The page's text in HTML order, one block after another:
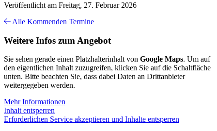
Veröffentlicht am Freitag, 27. Februar 2026
Alle Kommenden Termine
Weitere Infos zum Angebot
Sie sehen gerade einen Platzhalterinhalt von Google Maps. Um auf
den eigentlichen Inhalt zuzugreifen, klicken Sie auf die Schaltfläche
unten. Bitte beachten Sie, dass dabei Daten an Drittanbieter
weitergegeben werden.
Mehr Informationen
Inhalt entsperren
Erforderlichen Service akzeptieren und Inhalte entsperren